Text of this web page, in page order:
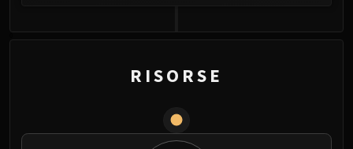
RISORSE